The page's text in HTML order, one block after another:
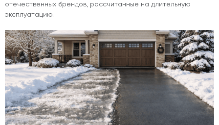
отечественных брендов, рассчитанные на длительную
эксплуатацию.